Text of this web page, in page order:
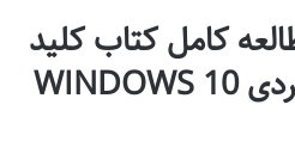
کامل کتاب کلید
مهارت آموزش کاربردی WINDOWS 10